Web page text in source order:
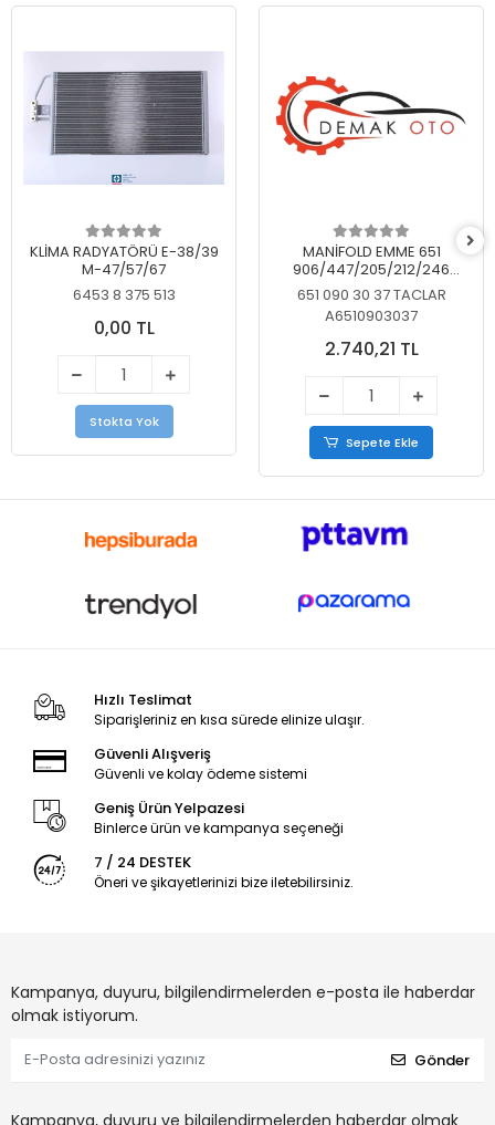
KLİMA RADYATÖRÜ E-38/39
M-47/57/67
6453 8 375 513
0,00 TL
Stokta Yok
MANİFOLD EMME 651
906/447/205/212/246
KELEBEKSİZ
651 090 30 37 TACLAR
A6510903037
2.740,21 TL
Sepete Ekle
Hızlı Teslimat
Siparişleriniz en kısa sürede elinize ulaşır.
Güvenli Alışveriş
Güvenli ve kolay ödeme sistemi
Geniş Ürün Yelpazesi
Binlerce ürün ve kampanya seçeneği
7 / 24 DESTEK
Öneri ve şikayetlerinizi bize iletebilirsiniz.
Kampanya, duyuru, bilgilendirmelerden e-posta ile haberdar
olmak istiyorum.
Gönder
Kampanya, duyuru ve bilgilendirmelerden haberdar olmak